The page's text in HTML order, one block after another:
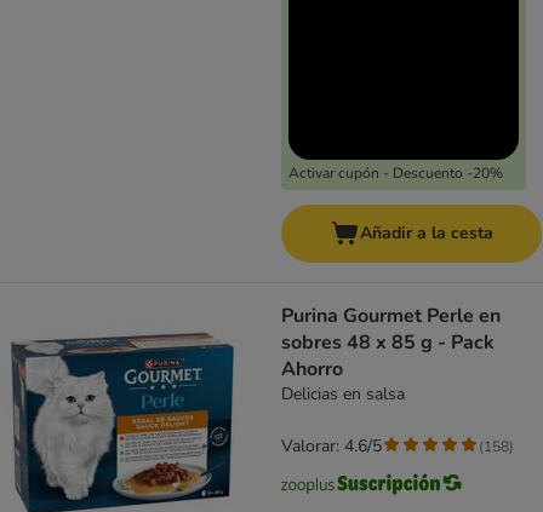
Activar cupón - Descuento -20%
Añadir a la cesta
Purina Gourmet Perle en
sobres 48 x 85 g - Pack
Ahorro
Delicias en salsa
Valorar: 4.6/5 (158)